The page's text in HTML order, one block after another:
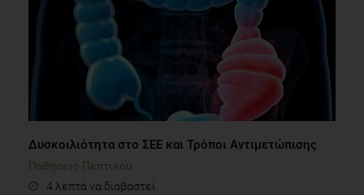
Δυσκοιλιότητα στο ΣΕΕ και Τρόποι Αντιμετώπισης
Παθήσεις Πεπτικού
4 λεπτά να διαβαστεί